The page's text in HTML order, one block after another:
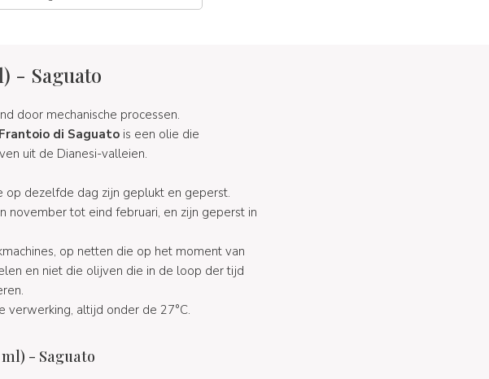
- Saguato
door mechanische processen.
di Saguatois een olie die
uit de Dianesi-valleien.
dezelfde dag zijn geplukt en geperst.
november tot eind februari, en zijn geperst in
op netten die op het moment van
en niet die olijven die in de loop der tijd
altijd onder de 27°C.
- Saguato